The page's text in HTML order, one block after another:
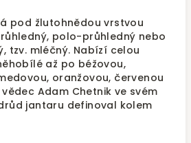
pod žlutohnědou vrstvou
polo-průhledný nebo
tzv. mléčný. Nabízí celou
až po béžovou,
oranžovou, červenou
Adam Chetnik ve svém
jantaru definoval kolem